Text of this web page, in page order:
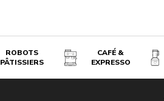
ROBOTS
PÂTISSIERS
CAFÉ &
EXPRESSO